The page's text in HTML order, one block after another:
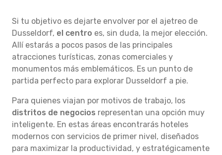
Si tu objetivo es dejarte envolver por el ajetreo de
Dusseldorf, el centro es, sin duda, la mejor elección.
Allí estarás a pocos pasos de las principales
atracciones turísticas, zonas comerciales y
monumentos más emblemáticos. Es un punto de
partida perfecto para explorar Dusseldorf a pie.
Para quienes viajan por motivos de trabajo, los
distritos de negocios representan una opción muy
inteligente. En estas áreas encontrarás hoteles
modernos con servicios de primer nivel, diseñados
para maximizar la productividad, y estratégicamente